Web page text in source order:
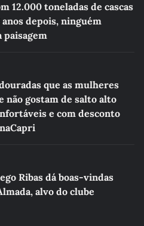
12.000 toneladas de cascas
anos depois, ninguém
paisagem
que as mulheres
não gostam de salto alto
e com desconto
Ribas dá boas-vindas
alvo do clube